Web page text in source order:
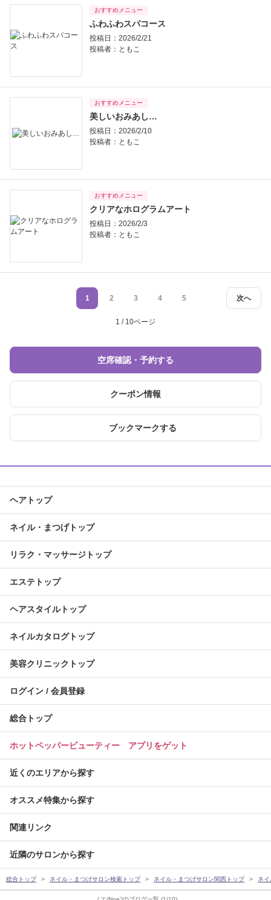
おすすめメニュー
ふわふわスパコース
投稿日：2026/2/21
投稿者： ともこ
おすすめメニュー
美しいおみあし…
投稿日：2026/2/10
投稿者： ともこ
おすすめメニュー
クリアなホログラムアート
投稿日：2026/2/3
投稿者： ともこ
次へ
1 2 3 4 5
1 / 10ページ
空席確認・予約する
クーポン情報
ブックマークする
ヘアトップ
ネイル・まつげトップ
リラク・マッサージトップ
エステトップ
ヘアスタイルトップ
ネイルカタログトップ
美容クリニックトップ
ログイン / 会員登録
総合トップ
ホットペッパービューティー アプリをゲット
近くのエリアから探す
オススメ特集から探す
関連リンク
近隣のサロンから探す
総合トップ ネイル・まつげサロン検索トップ ネイル・まつげサロン関西トップ ネ